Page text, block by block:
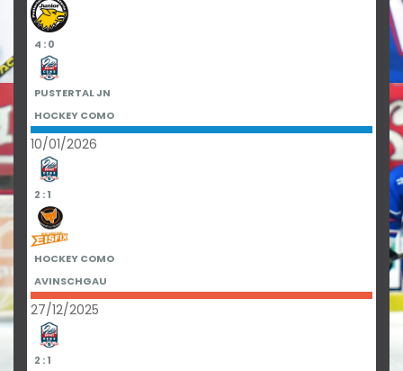
4 : 0
PUSTERTAL JN
HOCKEY COMO
10/01/2026
2 : 1
HOCKEY COMO
AVINSCHGAU
27/12/2025
2 : 1